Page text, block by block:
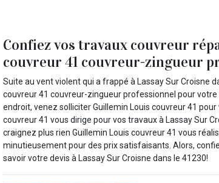
Confiez vos travaux couvreur
couvreur 41 couvreur-zingueur
Suite au vent violent qui a frappé à Lassay Sur Croisne
couvreur 41 couvreur-zingueur professionnel pour
endroit, venez solliciter Guillemin Louis couvreur 41
couvreur 41 vous dirige pour vos travaux à Lassay Sur
craignez plus rien Guillemin Louis couvreur 41 vous
minutieusement pour des prix satisfaisants. Alors,
savoir votre devis à Lassay Sur Croisne dans le 41230!